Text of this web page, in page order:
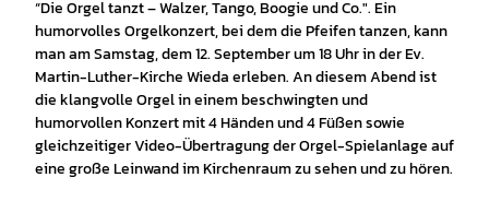
“Die Orgel tanzt – Walzer, Tango, Boogie und Co.". Ein
humorvolles Orgelkonzert, bei dem die Pfeifen tanzen, kann
man am Samstag, dem 12. September um 18 Uhr in der Ev.
Martin-Luther-Kirche Wieda erleben. An diesem Abend ist
die klangvolle Orgel in einem beschwingten und
humorvollen Konzert mit 4 Händen und 4 Füßen sowie
gleichzeitiger Video-Übertragung der Orgel-Spielanlage auf
eine große Leinwand im Kirchenraum zu sehen und zu hören.